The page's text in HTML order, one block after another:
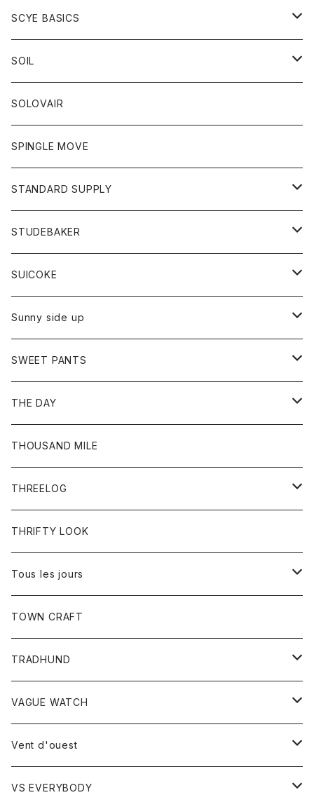
ボトム
ワンピース
パーカー
Tシャツ
トップス
Tシャツ
トレーナー
ボトム
ショートパンツ
スカート
レディース
スカート
Tシャツ
アクセサリー
バック
靴
アウター
カーディガン
コート
グッズ
ネクタイ
グローブ
アクセサリー
トップス
カットソー
カーディガン
ボトム
ショートパンツ
パンツ
レディース
カットソー
カーディガン
ワンピース
コート
SCYE BASICS
ボトム
ジーンズ
チノパン
トップス
ポロシャツ
ベスト
靴
SOIL
靴
ワンピース
トップス
カットソー
ボトム
パンツ
オーバーオール
SOLOVAIR
SPINGLE MOVE
STANDARD SUPPLY
財布
バッグ
STUDEBAKER
アクセサリー
ブレスレット
リング
SUICOKE
ブーツ
サンダル
Sunny side up
アウター
Ｇジャン
ボトム
ジーンズ
SWEET PANTS
ボトム
ショートパンツ
THE DAY
トップス
Tシャツ
THOUSAND MILE
THREELOG
トップス
Tシャツ
THRIFTY LOOK
Tous les jours
トップス
レディース
カットソー
TOWN CRAFT
TRADHUND
セーター
ベスト
VAGUE WATCH
時計
Vent d'ouest
ボトム
VS EVERYBODY